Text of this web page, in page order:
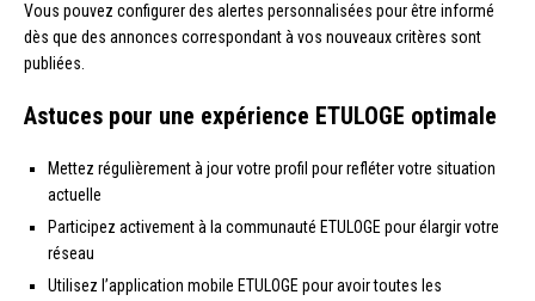
Vous pouvez configurer des alertes personnalisées pour être informé
dès que des annonces correspondant à vos nouveaux critères sont
publiées.
Astuces pour une expérience ETULOGE optimale
Mettez régulièrement à jour votre profil pour refléter votre situation
actuelle
Participez activement à la communauté ETULOGE pour élargir votre
réseau
Utilisez l’application mobile ETULOGE pour avoir toutes les